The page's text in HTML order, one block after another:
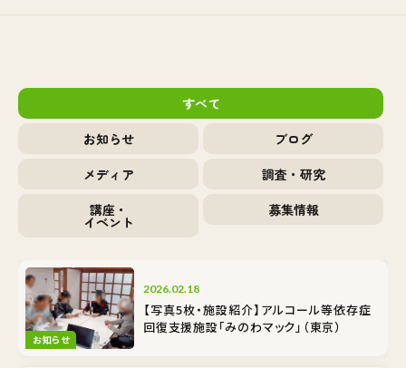
すべて
お知らせ
ブログ
メディア
調査・研究
講座・
イベント
募集情報
お知らせ
2026.02.18
【写真5枚・施設紹介】アルコール等依存症
回復支援施設「みのわマック」（東京）